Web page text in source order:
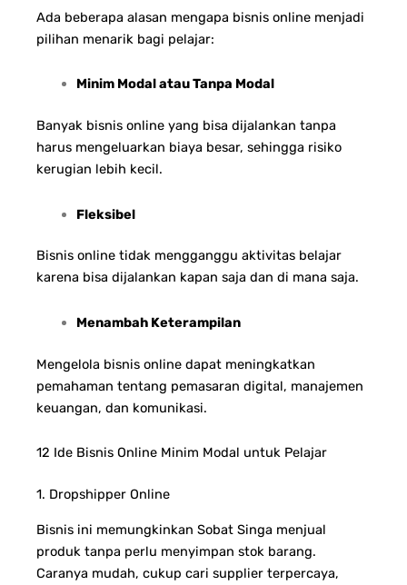
Ada beberapa alasan mengapa bisnis online menjadi
pilihan menarik bagi pelajar:
Minim Modal atau Tanpa Modal
Banyak bisnis online yang bisa dijalankan tanpa
harus mengeluarkan biaya besar, sehingga risiko
kerugian lebih kecil.
Fleksibel
Bisnis online tidak mengganggu aktivitas belajar
karena bisa dijalankan kapan saja dan di mana saja.
Menambah Keterampilan
Mengelola bisnis online dapat meningkatkan
pemahaman tentang pemasaran digital, manajemen
keuangan, dan komunikasi.
12 Ide Bisnis Online Minim Modal untuk Pelajar
1. Dropshipper Online
Bisnis ini memungkinkan Sobat Singa menjual
produk tanpa perlu menyimpan stok barang.
Caranya mudah, cukup cari supplier terpercaya,